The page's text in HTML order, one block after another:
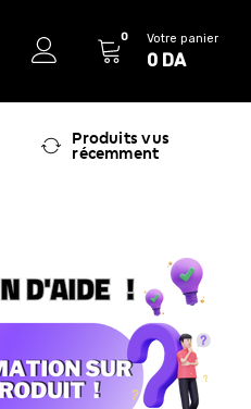
0 Votre panier
0 DA
Produits vus
récemment